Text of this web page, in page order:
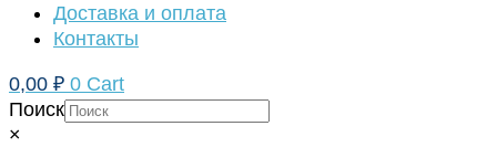
Доставка и оплата
Контакты
0,00 ₽ 0 Cart
Поиск
×